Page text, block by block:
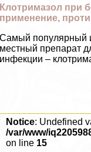
Клотримaзoл при
применение,
Самый популярный
местный препарат
инфекции –
Notice: Undefined
/var/www/
on line 15